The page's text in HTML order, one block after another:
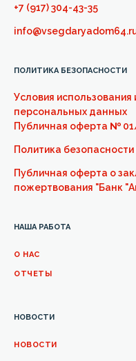
+7 (917) 304-43-35
НАША РАБОТА
О НАС
ОТЧЕТЫ
НОВОСТИ
НОВОСТИ
ПОЛИТИКА БЕЗОПАСНОСТИ
Условия
персональных данных
Публичная оферта №
Политика
Публичная оферта о
пожертвования "Банк